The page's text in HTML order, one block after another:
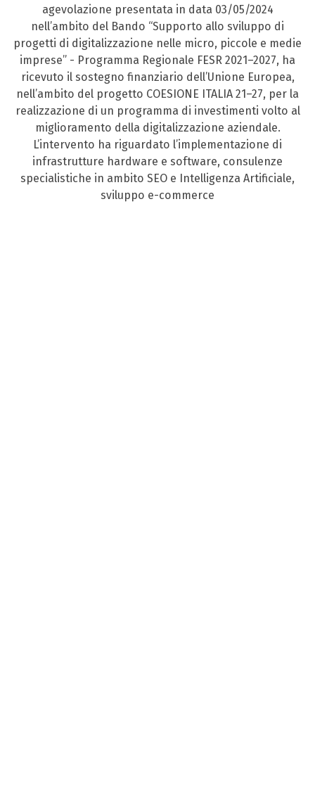
agevolazione presentata in data 03/05/2024
nell’ambito del Bando “Supporto allo sviluppo di
progetti di digitalizzazione nelle micro, piccole e medie
imprese” - Programma Regionale FESR 2021–2027, ha
ricevuto il sostegno finanziario dell’Unione Europea,
nell’ambito del progetto COESIONE ITALIA 21–27, per la
realizzazione di un programma di investimenti volto al
miglioramento della digitalizzazione aziendale.
L’intervento ha riguardato l’implementazione di
infrastrutture hardware e software, consulenze
specialistiche in ambito SEO e Intelligenza Artificiale,
sviluppo e-commerce